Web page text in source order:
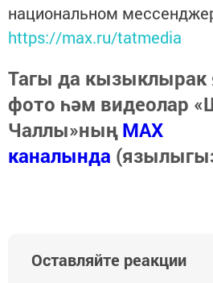
национальном
https://max.ru/tatmedia
Тагы да кызыклырак
фото һәм видеолар
Чаллы»ныңMAX
каналында
Оставляйте реакции